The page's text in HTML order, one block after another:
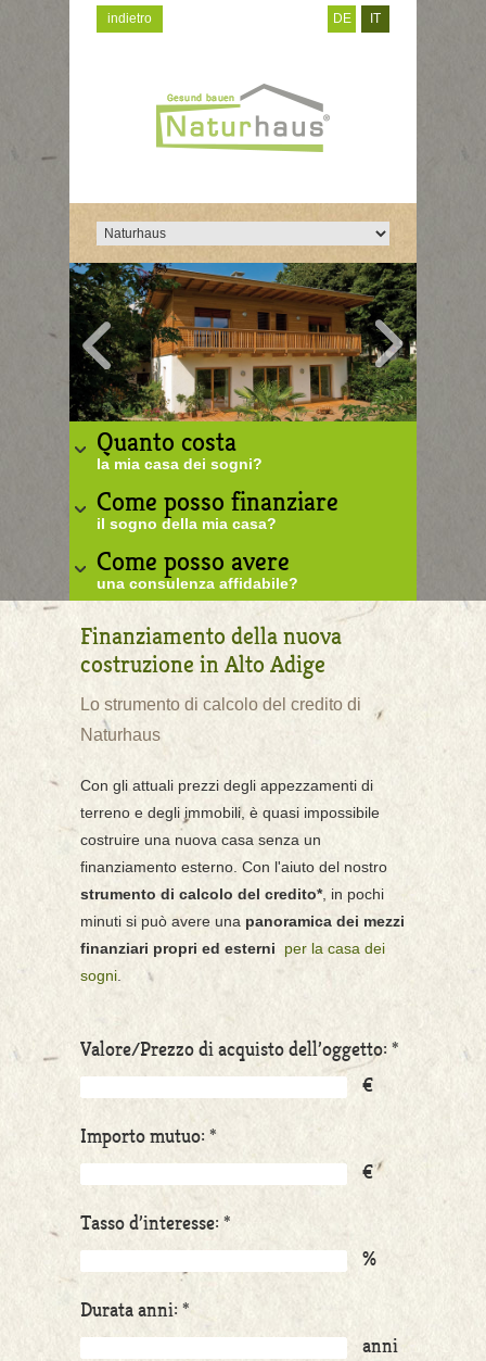
indietro DE IT
Quanto costa
la mia casa dei sogni?
Come posso finanziare
il sogno della mia casa?
Come posso avere
una consulenza affidabile?
Finanziamento della nuova
costruzione in Alto Adige
Lo strumento di calcolo del credito di
Naturhaus
Con gli attuali prezzi degli appezzamenti di
terreno e degli immobili, è quasi impossibile
costruire una nuova casa senza un
finanziamento esterno. Con l'aiuto del nostro
strumento di calcolo del credito*, in pochi
minuti si può avere una panoramica dei mezzi
finanziari propri ed esterni
per la casa dei
sogni
Valore/Prezzo di acquisto dell’oggetto: *
€
Importo mutuo: *
€
Tasso d’interesse: *
%
Durata anni: *
anni